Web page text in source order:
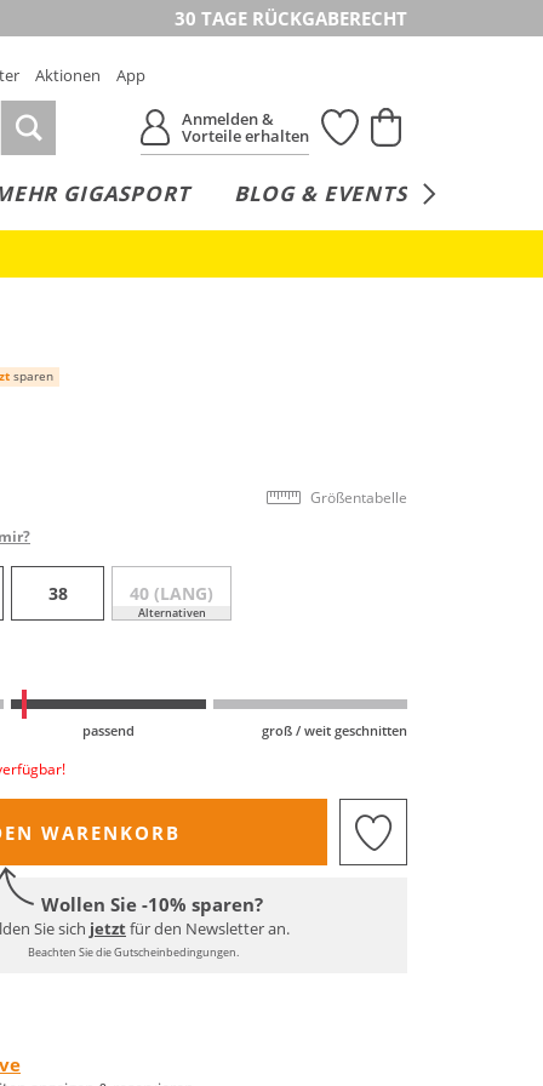
30 TAGE RÜCKGABERECHT
Aktionen
App
Anmelden &
Vorteile erhalten
GIGASPORT BLOG & EVENTS
sparen
Größentabelle
38 40 (LANG)
Alternativen
passend groß / weit geschnitten
WARENKORB
Wollen Sie -10% sparen?
Sie sich jetztfür den Newsletter an.
Beachten Sie die Gutscheinbedingungen.